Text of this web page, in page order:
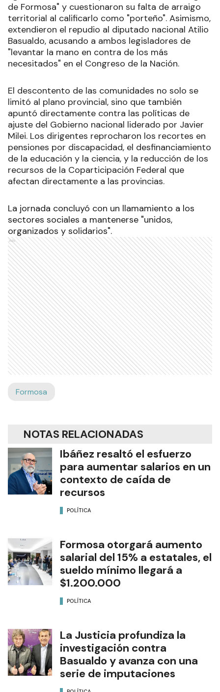
de Formosa" y cuestionaron su falta de arraigo
territorial al calificarlo como "porteño". Asimismo,
extendieron el repudio al diputado nacional Atilio
Basualdo, acusando a ambos legisladores de
"levantar la mano en contra de los más
necesitados" en el Congreso de la Nación.
El descontento de las comunidades no solo se
limitó al plano provincial, sino que también
apuntó directamente contra las políticas de
ajuste del Gobierno nacional liderado por Javier
Milei. Los dirigentes reprocharon los recortes en
pensiones por discapacidad, el desfinanciamiento
de la educación y la ciencia, y la reducción de los
recursos de la Coparticipación Federal que
afectan directamente a las provincias.
La jornada concluyó con un llamamiento a los
sectores sociales a mantenerse "unidos,
organizados y solidarios".
Ads
Formosa
NOTAS RELACIONADAS
Ibáñez resaltó el esfuerzo
para aumentar salarios en un
contexto de caída de
recursos
POLÍTICA
Formosa otorgará aumento
salarial del 15% a estatales, el
sueldo mínimo llegará a
$1.200.000
POLÍTICA
La Justicia profundiza la
investigación contra
Basualdo y avanza con una
serie de imputaciones